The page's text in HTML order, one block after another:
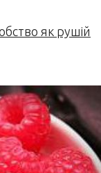
як рушій